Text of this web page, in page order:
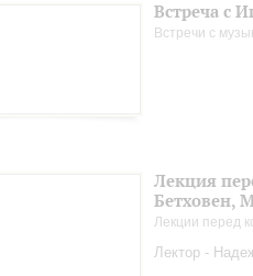
Встреча с
Встречи с
Лекция
Бетховен,
Лекции перед
Лектор -